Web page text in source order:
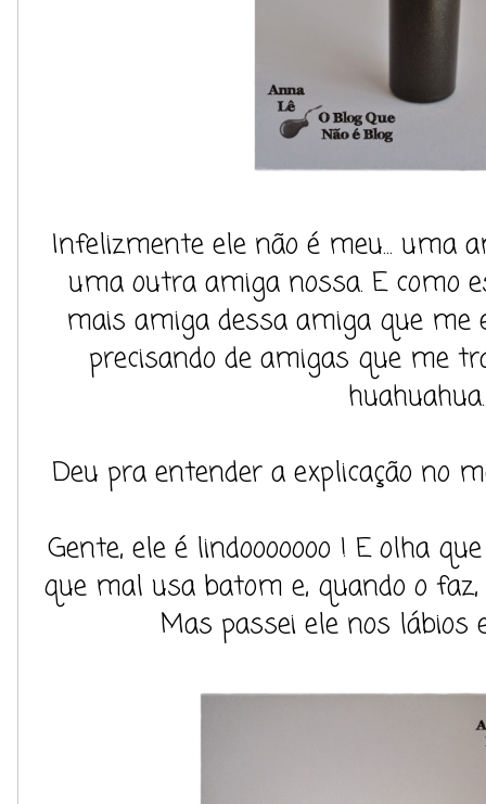
Infelizmente ele não é meu... uma
uma outra amiga nossa. E como
mais amiga dessa amiga que me
precisando de amigas que me
huahuahua.
Deu pra entender a explicação no
Gente, ele é lindooooooo ! E olha
que mal usa batom e, quando o
Mas passei ele nos lábios